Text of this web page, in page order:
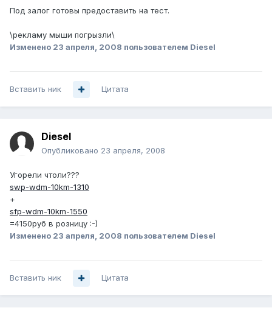
Под залог готовы предоставить на тест.
\рекламу мыши погрызли\
Изменено 23 апреля, 2008 пользователем Diesel
Вставить ник Цитата
Diesel
Опубликовано 23 апреля, 2008
Угорели чтоли???
swp-wdm-10km-1310
+
sfp-wdm-10km-1550
=4150руб в розницу :-)
Изменено 23 апреля, 2008 пользователем Diesel
Вставить ник Цитата